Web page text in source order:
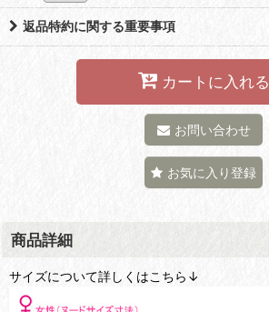
返品特約に関する重要事項
カートに入れる
お問い合わせ
お気に入り登録
商品詳細
サイズについて詳しくはこちら↓